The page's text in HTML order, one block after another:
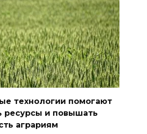
технологии помогают
ресурсы и повышать
аграриям